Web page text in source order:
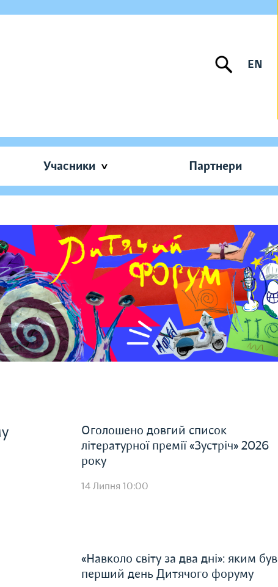
EN
Учасники Партнери
Оголошено довгий список
літературної премії «Зустріч» 2026
року
14 Липня 10:00
«Навколо світу за два дні»: яким був
перший день Дитячого форуму